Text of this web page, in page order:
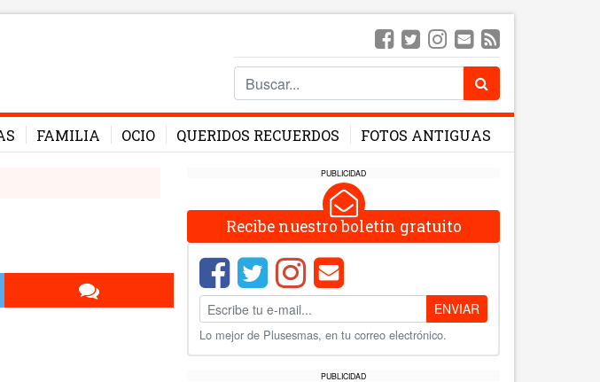
FAMILIA OCIO QUERIDOS RECUERDOS FOTOS ANTIGUAS
PUBLICIDAD
Recibe nuestro boletín gratuito
ENVIAR
Lo mejor de Plusesmas, en tu correo electrónico.
PUBLICIDAD